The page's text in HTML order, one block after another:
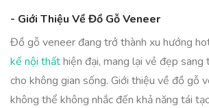
- Giới Thiệu Về Đồ Gỗ Veneer
Đồ gỗ veneer đang trở thành xu hướng
kế nội thấthiện đại, mang lại vẻ đẹp
cho không gian sống. Giới thiệu về đồ gỗ
không thể không nhắc đến khả năng tái